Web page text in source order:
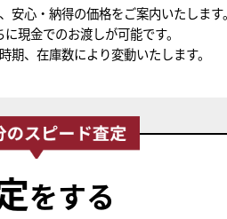
安心・納得の価格をご案内いたします。
現金でのお渡しが可能です。
、在庫数により変動いたします。
をする